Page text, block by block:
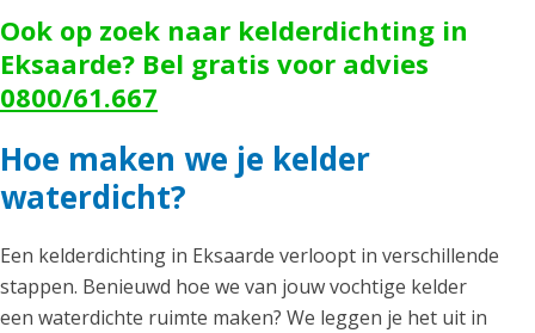
Ook op zoek naar kelderdichting in
Eksaarde? Bel gratis voor advies
0800/61.667
Hoe maken we je kelder
waterdicht?
Een kelderdichting in Eksaarde verloopt in verschillende
stappen. Benieuwd hoe we van jouw vochtige kelder
een waterdichte ruimte maken? We leggen je het uit in